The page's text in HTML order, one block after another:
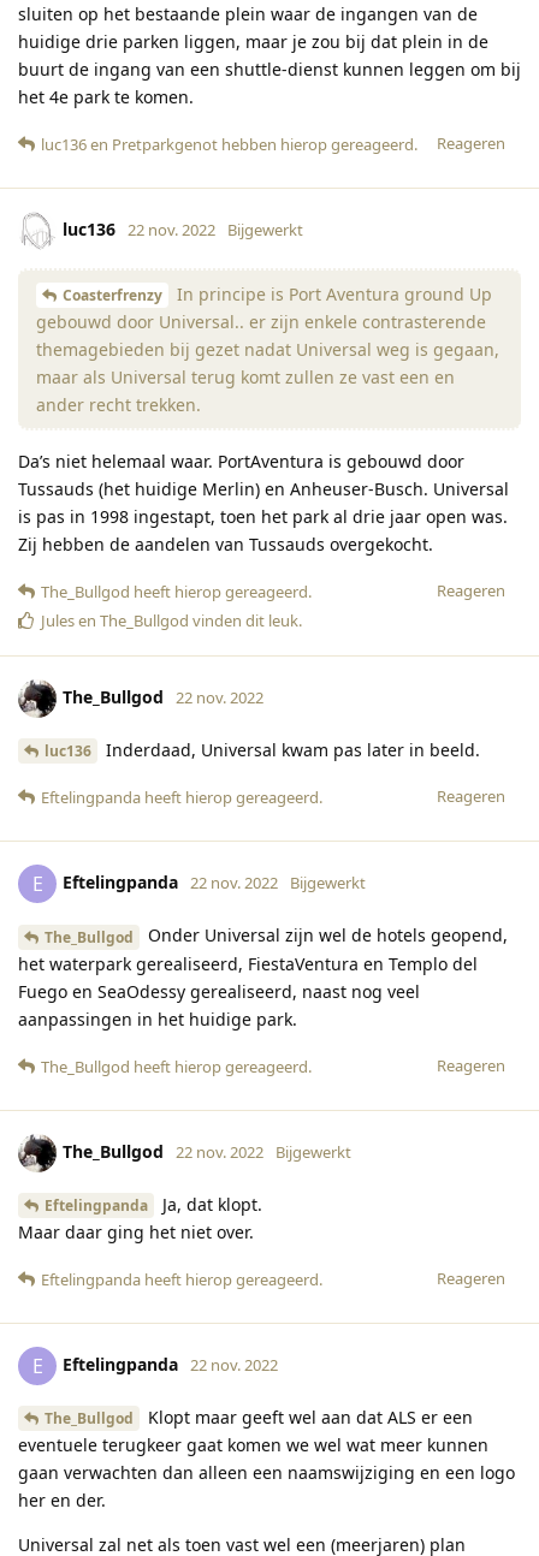
sluiten op het bestaande plein waar de ingangen van de
huidige drie parken liggen, maar je zou bij dat plein in de
buurt de ingang van een shuttle-dienst kunnen leggen om bij
het 4e park te komen.
Reageren
luc136en Pretparkgenot hebben hierop gereageerd.
luc136 22 nov. 2022 Bijgewerkt
Coasterfrenzy
In principe is Port Aventura ground Up
gebouwd door Universal.. er zijn enkele contrasterende
themagebieden bij gezet nadat Universal weg is gegaan,
maar als Universal terug komt zullen ze vast een en
ander recht trekken.
Da’s niet helemaal waar. PortAventura is gebouwd door
Tussauds (het huidige Merlin) en Anheuser-Busch. Universal
is pas in 1998 ingestapt, toen het park al drie jaar open was.
Zij hebben de aandelen van Tussauds overgekocht.
Reageren
The_Bullgod heeft hierop gereageerd.
Julesen The_Bullgod vinden dit leuk.
The_Bullgod 22 nov. 2022
luc136 Inderdaad, Universal kwam pas later in beeld.
Reageren
Eftelingpanda heeft hierop gereageerd.
E Eftelingpanda 22 nov. 2022 Bijgewerkt
The_Bullgod
Onder Universal zijn wel de hotels geopend,
het waterpark gerealiseerd, FiestaVentura en Templo del
Fuego en SeaOdessy gerealiseerd, naast nog veel
aanpassingen in het huidige park.
Reageren
The_Bullgod heeft hierop gereageerd.
The_Bullgod 22 nov. 2022 Bijgewerkt
Eftelingpanda
Ja, dat klopt.
Maar daar ging het niet over.
Reageren
Eftelingpanda heeft hierop gereageerd.
E Eftelingpanda 22 nov. 2022
The_Bullgod
Klopt maar geeft wel aan dat ALS er een
eventuele terugkeer gaat komen we wel wat meer kunnen
gaan verwachten dan alleen een naamswijziging en een logo
her en der.
Universal zal net als toen vast wel een (meerjaren) plan